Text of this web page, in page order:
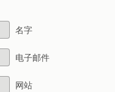
名字
电子邮件
网站